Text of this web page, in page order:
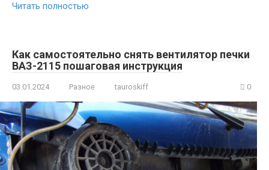
Читать полностью
Как самостоятельно снять вентилятор печки
ВАЗ-2115 пошаговая инструкция
03.01.2024 Разное tauroskiff 0